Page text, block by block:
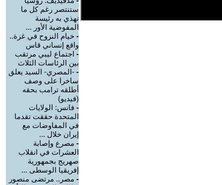
ستنتصر رغم كل ما
تهذي به رئيسة
المفوضية الأور ...
- خيام النزوح في غزة..
واقع إنساني قاس
- اجتماع ليبي مرتقب
بين الرئاسات الثلاث
- -المصري- السيد يعلق
ساخرا على وصف
أطلقه ترامب بحقه
(فيديو)
- فانس: الولايات
المتحدة حققت تقدما
في المفاوضات مع
إيران خلال ...
- مصرع وإصابة
العشرات في انقلاب
صهريج بجمهورية
إفريقيا الوسطى ...
- مصر.. مرتضى منصور